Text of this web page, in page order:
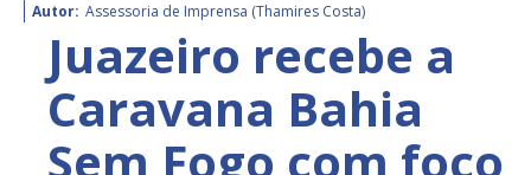
Autor: Assessoria de Imprensa (Thamires Costa)
Juazeiro recebe a
Caravana Bahia
Sem Fogo com foco